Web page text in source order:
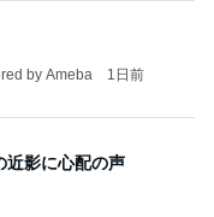
by Ameba 1日前
近影に心配の声